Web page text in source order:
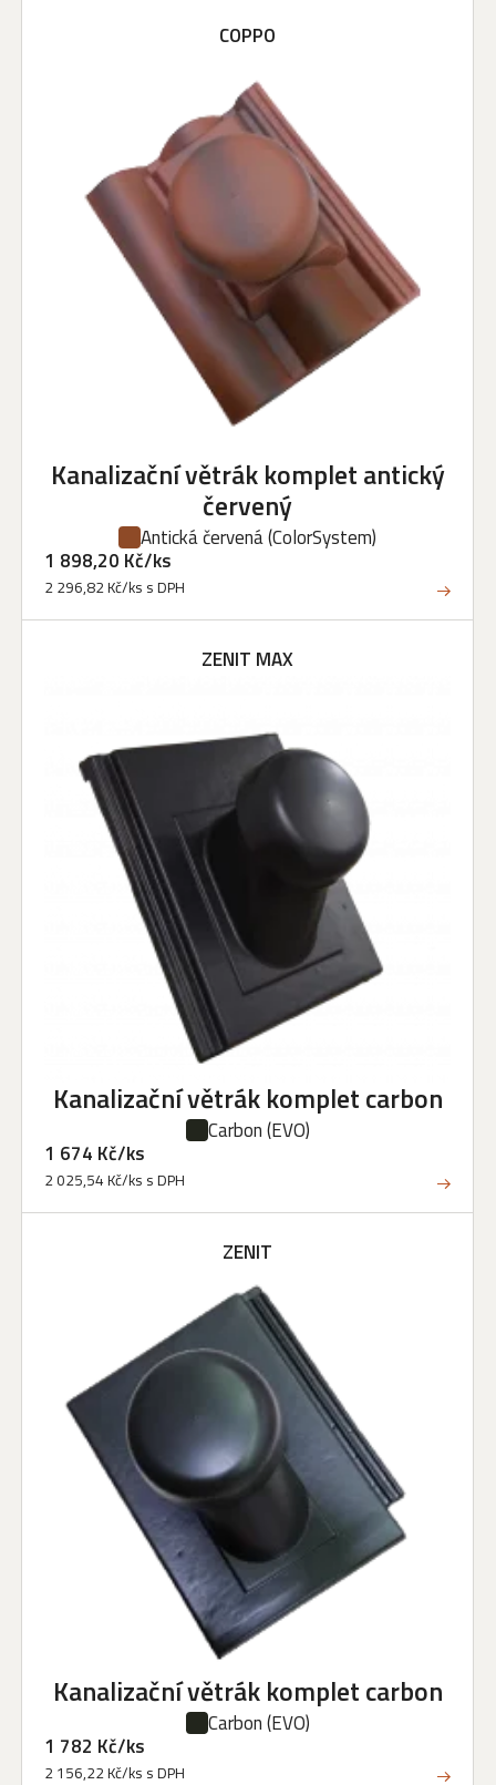
COPPO
Kanalizační větrák komplet antický
červený
Antická červená(ColorSystem)
1 898,20 Kč/ks
2 296,82 Kč/ks s DPH
ZENIT MAX
Kanalizační větrák komplet carbon
Carbon(EVO)
1 674 Kč/ks
2 025,54 Kč/ks s DPH
ZENIT
Kanalizační větrák komplet carbon
Carbon(EVO)
1 782 Kč/ks
2 156,22 Kč/ks s DPH